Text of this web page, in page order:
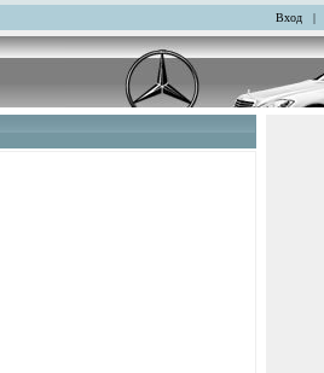
Вход |